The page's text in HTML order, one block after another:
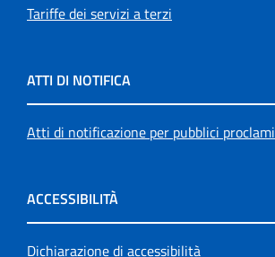
Tariffe dei servizi a terzi
ATTI DI NOTIFICA
Atti di notificazione per pubblici proclami
ACCESSIBILITÀ
Dichiarazione di accessibilità